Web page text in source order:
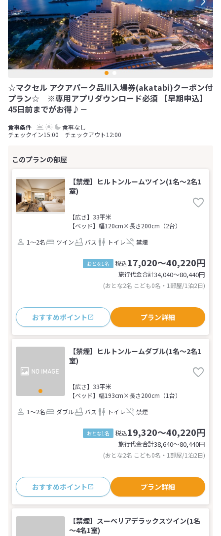
☆マクセル アクアパーク品川入場券(akatabi)クーポン付
プラン☆ ※専用アプリダウンロード必須 【早期申込】
45日前までがお得♪－
食事なし
チェックイン15:00 チェックアウト12:00
【禁煙】ヒルトンルームツイン(1名～2名1
室)
【広さ】33平米
【ベッド】幅120cm×長さ200cm（2台）
1～2名
ツイン バス トイレ 禁煙
おとな1名 税込17,020～40,220円
旅行代金合計34,040〜80,440円
(おとな2名 こども0名・1部屋/1泊2日)
おすすめポイント プラン詳細
【禁煙】ヒルトンルームダブル(1名～2名1
室)
【広さ】33平米
【ベッド】幅193cm×長さ200cm（1台）
1～2名
ダブル バス トイレ 禁煙
おとな1名 税込19,320～40,220円
旅行代金合計38,640〜80,440円
(おとな2名 こども0名・1部屋/1泊2日)
おすすめポイント プラン詳細
【禁煙】スーペリアデラックスツイン(1名
～4名1室)